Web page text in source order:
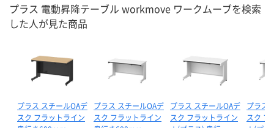
プラス 電動昇降テーブル workmove ワークムーブを検索
した人が見た商品
プラス スチールOAデ
スク フラットライン
プラス スチールOAデ
スク フラットライン
プラス スチールOAデ
スク フラットライン
プラス
スク フ